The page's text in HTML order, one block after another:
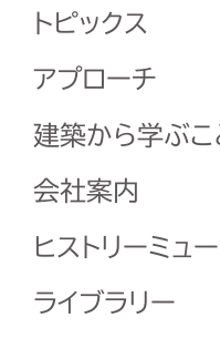
トピックス
アプローチ
建築から学ぶこ
会社案内
ヒストリーミュ
ライブラリー